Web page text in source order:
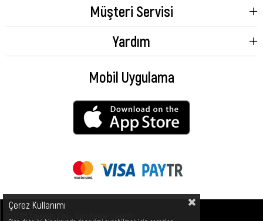
Müşteri Servisi
Yardım
Mobil Uygulama
Çerez Kullanımı